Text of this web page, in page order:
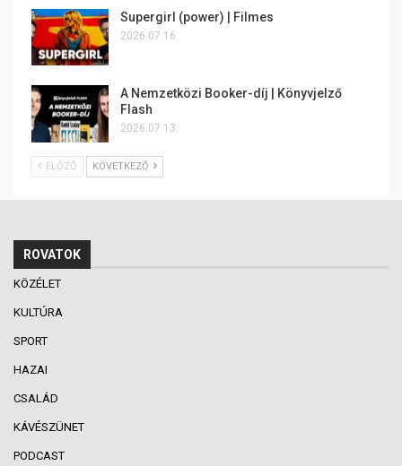
Supergirl (power) | Filmes
2026.07.16.
A Nemzetközi Booker-díj | Könyvjelző
Flash
2026.07.13.
ELŐZŐ KÖVETKEZŐ
ROVATOK
KÖZÉLET
KULTÚRA
SPORT
HAZAI
CSALÁD
KÁVÉSZÜNET
PODCAST